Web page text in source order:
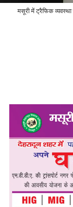
मसूरी में ट्रैफिक व्यवस्था